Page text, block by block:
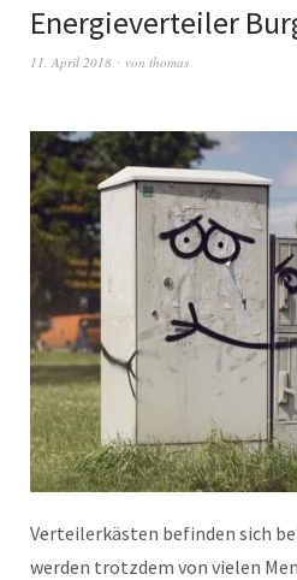
Energieverteiler
11. April 2018 von thomas
Verteilerkästen befinden sich
werden trotzdem von vielen